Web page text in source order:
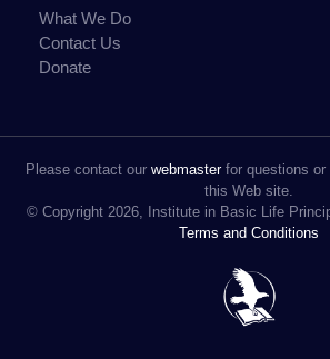
What We Do
Contact Us
Donate
Please contact our webmasterfor questions or
this Web site.
© Copyright 2026, Institute in Basic Life
Terms and Conditions